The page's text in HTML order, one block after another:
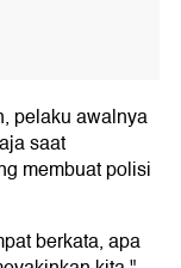
pelaku awalnya
saat
membuat polisi
berkata, apa